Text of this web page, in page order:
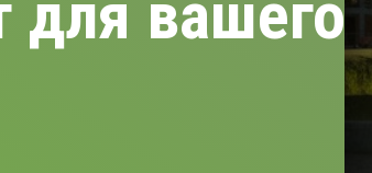
для вашего